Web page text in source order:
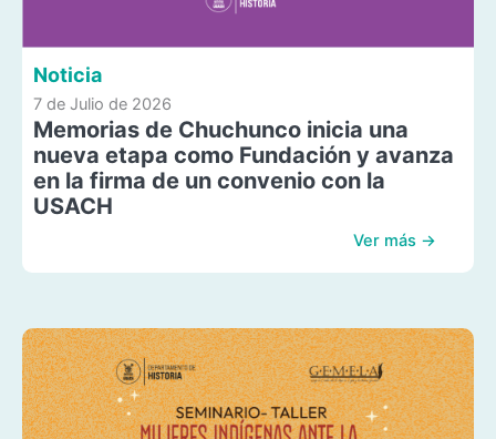
Noticia
7 de Julio de 2026
Memorias de Chuchunco inicia una
nueva etapa como Fundación y avanza
en la firma de un convenio con la
USACH
Ver más →